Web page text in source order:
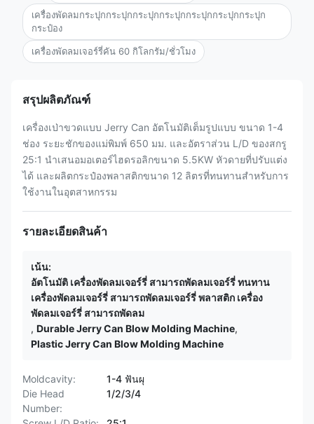
เครื่องพัดลมกระปุกกระปุกกระปุกกระปุกกระปุกกระปุกกระปุก
กระป๋อง
เครื่องพัดลมเจอร์รี่คัน 60 กิโลกรัม/ชั่วโมง
สรุปผลิตภัณฑ์
เครื่องเป่าขวดแบบ Jerry Can อัตโนมัติเต็มรูปแบบ ขนาด 1-4
ช่อง ระยะชักของแม่พิมพ์ 650 มม. และอัตราส่วน L/D ของสกรู
25:1 นำเสนอมอเตอร์ไฮดรอลิกขนาด 5.5KW หัวดายที่ปรับแต่ง
ได้ และผลิตกระป๋องพลาสติกขนาด 12 ลิตรที่ทนทานสำหรับการ
ใช้งานในอุตสาหกรรม
รายละเอียดสินค้า
เน้น:
อัตโนมัติ เครื่องพัดลมเจอร์รี่ สามารถพัดลมเจอร์รี่ ทนทาน
เครื่องพัดลมเจอร์รี่ สามารถพัดลมเจอร์รี่ พลาสติก เครื่อง
พัดลมเจอร์รี่ สามารถพัดลม
, Durable Jerry Can Blow Molding Machine,
Plastic Jerry Can Blow Molding Machine
Moldcavity:
1-4 ฟันผุ
Die Head
Number:
1/2/3/4